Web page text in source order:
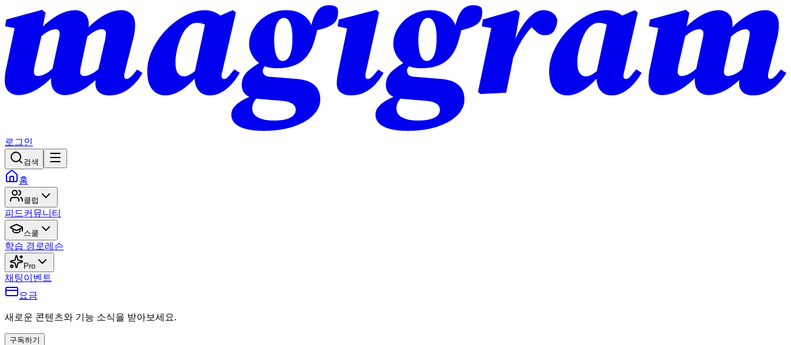
로그인
검색
홈
클럽
피드커뮤니티
스쿨
학습 경로레슨
Pro
채팅이벤트
요금
새로운 콘텐츠와 기능 소식을 받아보세요.
구독하기